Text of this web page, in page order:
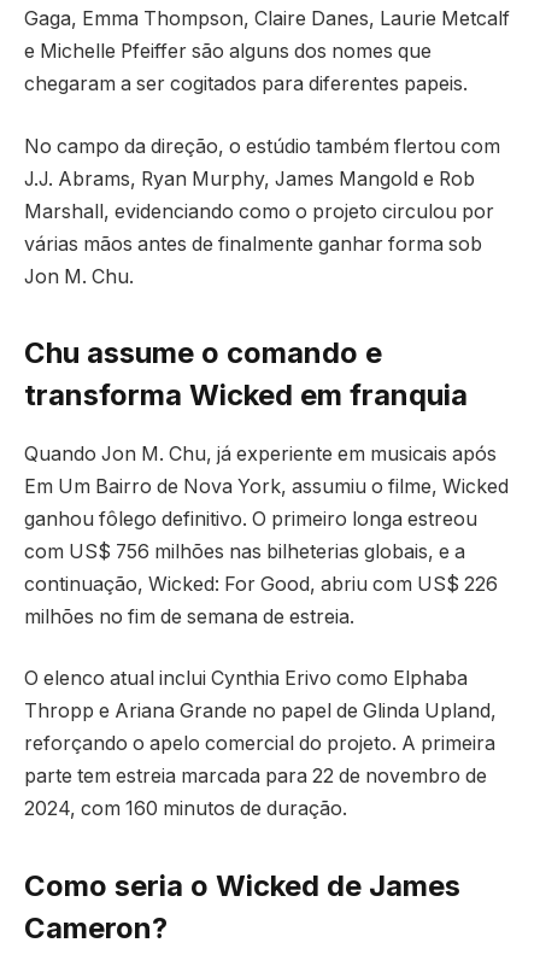
Gaga, Emma Thompson, Claire Danes, Laurie Metcalf
e Michelle Pfeiffer são alguns dos nomes que
chegaram a ser cogitados para diferentes papeis.
No campo da direção, o estúdio também flertou com
J.J. Abrams, Ryan Murphy, James Mangold e Rob
Marshall, evidenciando como o projeto circulou por
várias mãos antes de finalmente ganhar forma sob
Jon M. Chu.
Chu assume o comando e
transforma Wicked em franquia
Quando Jon M. Chu, já experiente em musicais após
Em Um Bairro de Nova York, assumiu o filme, Wicked
ganhou fôlego definitivo. O primeiro longa estreou
com US$ 756 milhões nas bilheterias globais, e a
continuação, Wicked: For Good, abriu com US$ 226
milhões no fim de semana de estreia.
O elenco atual inclui Cynthia Erivo como Elphaba
Thropp e Ariana Grande no papel de Glinda Upland,
reforçando o apelo comercial do projeto. A primeira
parte tem estreia marcada para 22 de novembro de
2024, com 160 minutos de duração.
Como seria o Wicked de James
Cameron?